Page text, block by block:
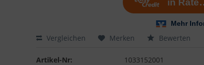
Vergleichen Merken Bewerten
Artikel-Nr:
1033152001